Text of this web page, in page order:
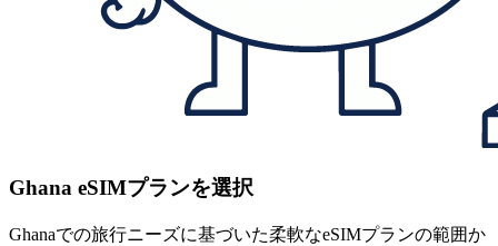
Ghana eSIMプランを選択
Ghanaでの旅行ニーズに基づいた柔軟なeSIMプランの範囲か